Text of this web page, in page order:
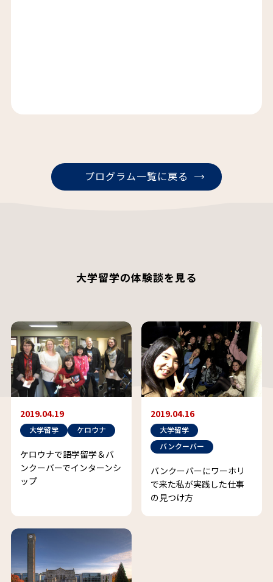
プログラム一覧に戻る
大学留学の体験談を見る
2019.04.19
大学留学 ケロウナ
ケロウナで語学留学＆バ
ンクーバーでインターンシ
ップ
2019.04.16
大学留学
バンクーバー
バンクーバーにワーホリ
で来た私が実践した仕事
の見つけ方